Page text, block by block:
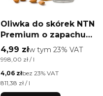
Oliwka do skórek NTN
Premium o zapachu
Almond Cookies 5 ml
Cena brutto
4,99 złw tym %s VAT
w tym 23% VAT
Cena jednostkowa brutto
998,00 zł / l
Cena netto
4,06 złbez 23% VAT
Cena jednostkowa netto
811,38 zł / l